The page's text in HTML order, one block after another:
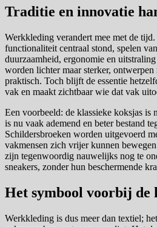
Traditie en innovatie
Werkkleding verandert mee met de
functionaliteit centraal stond, spelen
duurzaamheid, ergonomie en
worden lichter maar sterker, ontwerpen
praktisch. Toch blijft de essentie
vak en maakt zichtbaar wie dat vak
Een voorbeeld: de klassieke koksjas is
is nu vaak ademend en beter bestand
Schildersbroeken worden uitgevoerd
vakmensen zich vrijer kunnen
zijn tegenwoordig nauwelijks nog te
sneakers, zonder hun beschermende
Het symbool voorbij de
Werkkleding is dus meer dan textiel;